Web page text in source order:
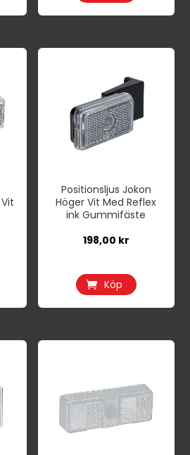
Positionsljus Jokon
Höger Vit Med Reflex
ink Gummifäste
198,00 kr
Köp